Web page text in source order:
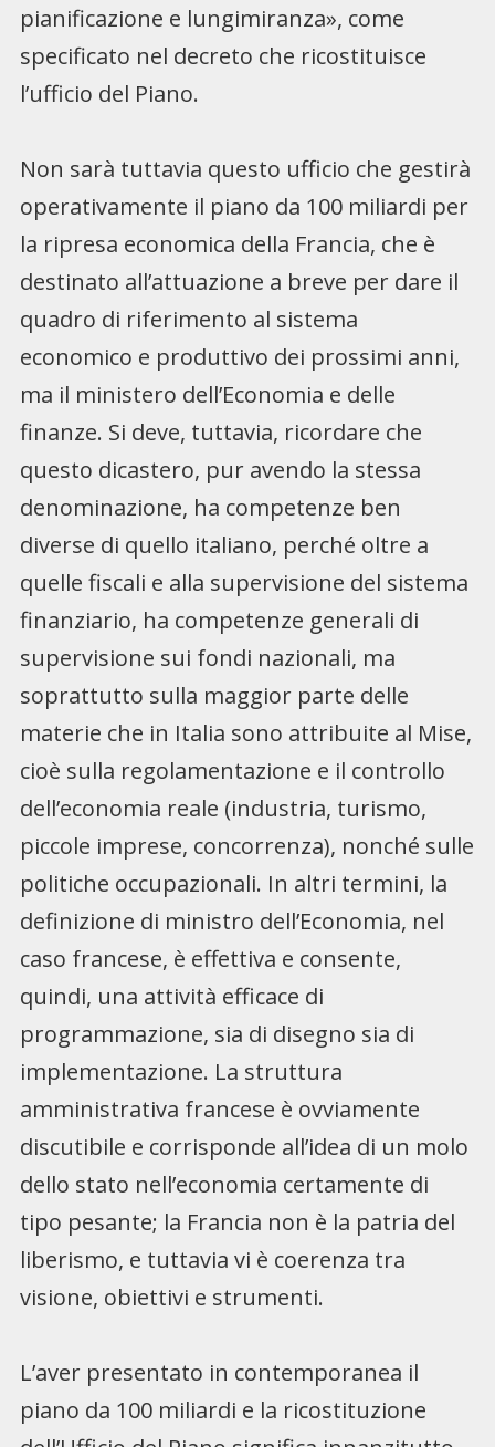
pianificazione e lungimiranza», come
specificato nel decreto che ricostituisce
l’ufficio del Piano.
Non sarà tuttavia questo ufficio che gestirà
operativamente il piano da 100 miliardi per
la ripresa economica della Francia, che è
destinato all’attuazione a breve per dare il
quadro di riferimento al sistema
economico e produttivo dei prossimi anni,
ma il ministero dell’Economia e delle
finanze. Si deve, tuttavia, ricordare che
questo dicastero, pur avendo la stessa
denominazione, ha competenze ben
diverse di quello italiano, perché oltre a
quelle fiscali e alla supervisione del sistema
finanziario, ha competenze generali di
supervisione sui fondi nazionali, ma
soprattutto sulla maggior parte delle
materie che in Italia sono attribuite al Mise,
cioè sulla regolamentazione e il controllo
dell’economia reale (industria, turismo,
piccole imprese, concorrenza), nonché sulle
politiche occupazionali. In altri termini, la
definizione di ministro dell’Economia, nel
caso francese, è effettiva e consente,
quindi, una attività efficace di
programmazione, sia di disegno sia di
implementazione. La struttura
amministrativa francese è ovviamente
discutibile e corrisponde all’idea di un molo
dello stato nell’economia certamente di
tipo pesante; la Francia non è la patria del
liberismo, e tuttavia vi è coerenza tra
visione, obiettivi e strumenti.
L’aver presentato in contemporanea il
piano da 100 miliardi e la ricostituzione